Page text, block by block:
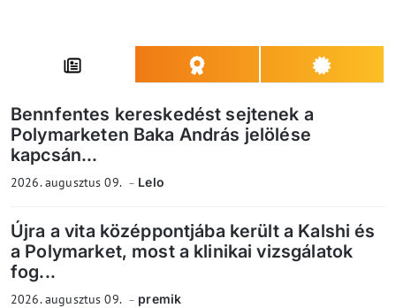
Bennfentes kereskedést sejtenek a
Polymarketen Baka András jelölése
kapcsán...
2026. augusztus 09. Lelo
Újra a vita középpontjába került a Kalshi és
a Polymarket, most a klinikai vizsgálatok
fog...
2026. augusztus 09. premik